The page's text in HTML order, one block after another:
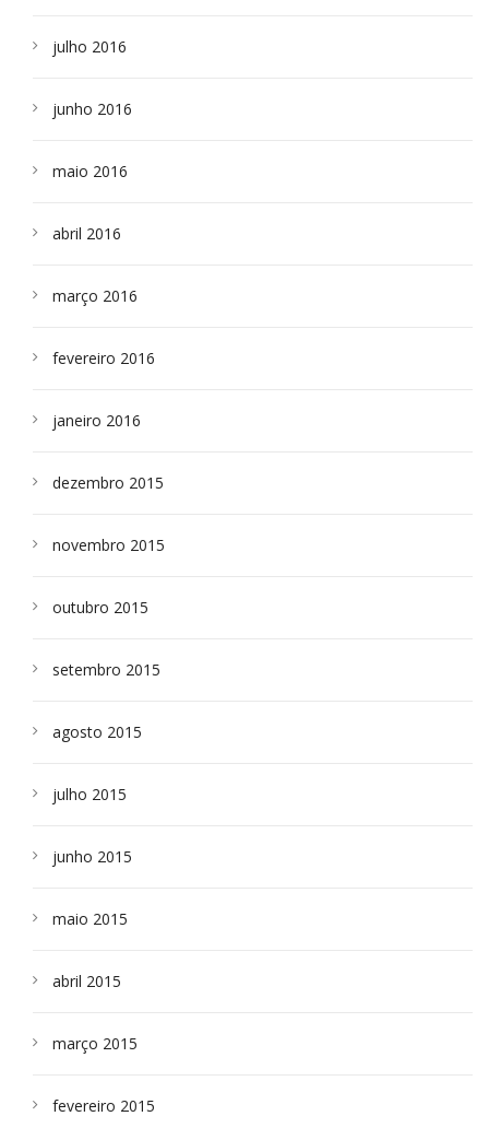
julho 2016
junho 2016
maio 2016
abril 2016
março 2016
fevereiro 2016
janeiro 2016
dezembro 2015
novembro 2015
outubro 2015
setembro 2015
agosto 2015
julho 2015
junho 2015
maio 2015
abril 2015
março 2015
fevereiro 2015